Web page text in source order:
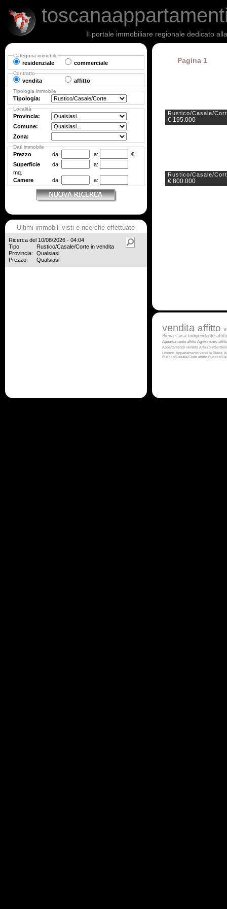
Il portale immobiliare regionale dedicato
Pagina 1
Rustico/Casale/
€ 195.000
Rustico/Casale/
€ 800.000
vendita affitto
Siena Casa Indipendente
Appartamento affitto Agriturismo
Appartamento vendita Arezzo
Livorno Appartamento vendita Siena
Rustico/Casale/Corte affitto Rustico/
Categoria immobile
residenziale commerciale
Contratto
vendita affitto
Tipologia immobile
Tipologia:
Località
Provincia:
Comune:
Zona:
Dati immobile
Prezzo da: a:
€
Superficie
da:
a:
mq.
Camere
da: a:
Ultimi immobili visti e ricerche effettuate
Ricerca del 10/08/2026 - 04:04
Tipo:
Rustico/Casale/Corte in vendita
Provincia:
Qualsiasi
Prezzo:
Qualsiasi